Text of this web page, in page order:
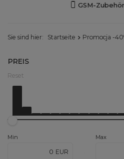
GSM-Zubehör
Sie sind hier: Startseite Promocja -
PREIS
Reset
Von0.00EUR - 2.00EUR
Min
EUR
Max